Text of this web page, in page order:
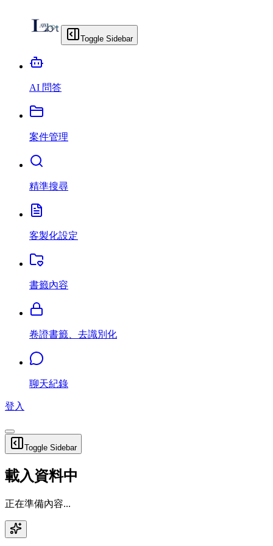
Toggle Sidebar
AI 問答
案件管理
精準搜尋
客製化設定
書籤內容
卷證書籤、去識別化
聊天紀錄
登入
Toggle Sidebar
載入資料中
正在準備內容...